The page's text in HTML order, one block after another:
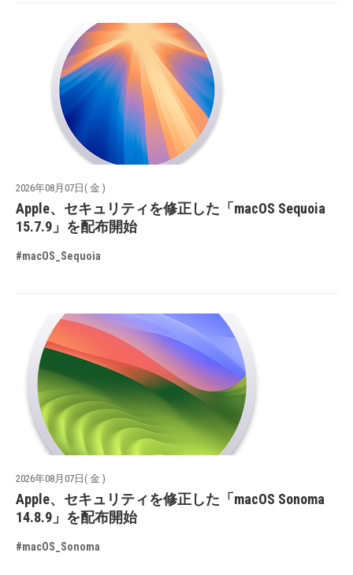
2026年08月07日( 金 )
Apple、セキュリティを修正した「macOS Sequoia
15.7.9」を配布開始
#macOS_Sequoia
2026年08月07日( 金 )
Apple、セキュリティを修正した「macOS Sonoma
14.8.9」を配布開始
#macOS_Sonoma